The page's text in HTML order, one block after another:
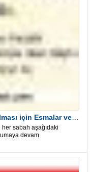
her sabah aşağıdaki
devam